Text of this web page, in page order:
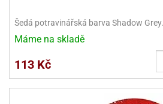
Šedá potravinářská barva Shadow Grey.
Máme na skladě
113 Kč